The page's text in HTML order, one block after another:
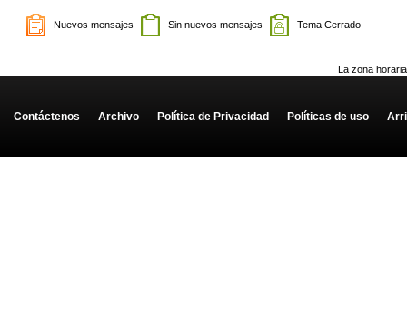
Nuevos mensajes Sin nuevos mensajes Tema Cerrado
La zona
Contáctenos - Archivo - Política de Privacidad - Políticas de uso -